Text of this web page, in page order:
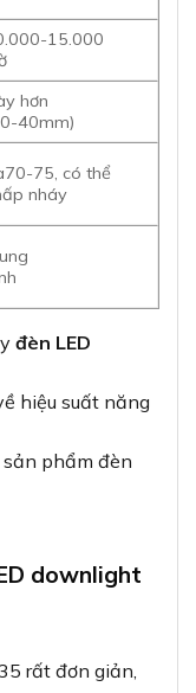
15.000
hơn
40mm)
75, có thể
nháy
đèn LED
hiệu suất năng
phẩm đèn
downlight
rất đơn giản,